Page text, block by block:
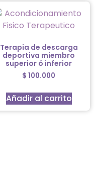
Terapia de descarga
deportiva miembro
superior ó inferior
$ 100.000
Añadir al carrito